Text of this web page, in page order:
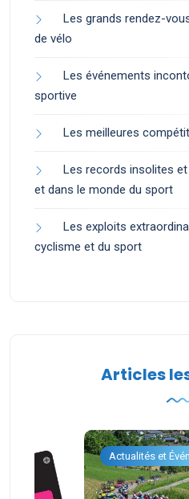
Les grands rendez-
de vélo
Les événements
sportive
Les meilleures
Les records insolites
et dans le monde du sport
Les exploits
cyclisme et du sport
Articles
Actualités et